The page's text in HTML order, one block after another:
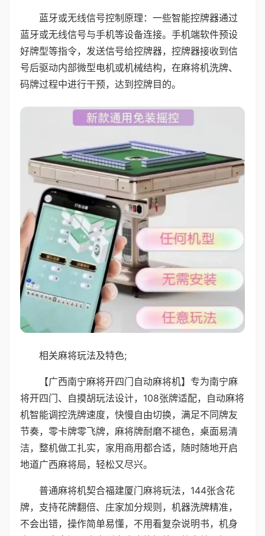
蓝牙或无线信号控制原理：一些智能控牌器通过
蓝牙或无线信号与手机等设备连接。手机端软件预设
好牌型等指令，发送信号给控牌器，控牌器接收到信
号后驱动内部微型电机或机械结构，在麻将机洗牌、
码牌过程中进行干预，达到控牌目的。
相关麻将玩法及特色;
【广西南宁麻将开四门自动麻将机】专为南宁麻
将开四门、自摸胡玩法设计，108张牌适配，自动麻将
机智能调控洗牌速度，快慢自由切换，满足不同牌友
节奏，零卡牌零飞牌，麻将牌耐磨不褪色，桌面易清
洁，整机做工扎实，家用商用都合适，随时随地开启
地道广西麻将局，轻松又尽兴。
普通麻将机契合福建厦门麻将玩法，144张含花
牌，支持花牌翻倍、庄家加分规则，机器洗牌精准，
不会出错，操作简单易懂，不用看复杂说明书，机身